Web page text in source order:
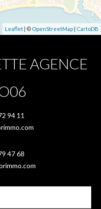
Leaflet | © OpenStreetMap | CartoDB
AGENCE
94 11
47 68